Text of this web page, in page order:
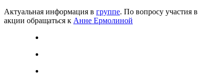
Актуальная информация в группе. По вопросу участия в
акции обращаться к Анне Ермолиной